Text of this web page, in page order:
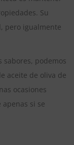
Su
pero igualmente
sabores, podemos
aceite de oliva de
ocasiones
si se